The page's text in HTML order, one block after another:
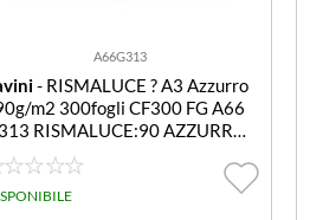
A66G313
- RISMALUCE ? A3 Azzurro
m2 300fogli CF300 FG A66
RISMALUCE:90 AZZURRO
A3